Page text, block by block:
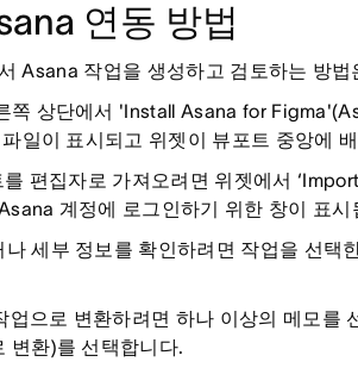
연동 방법
Asana 작업을 생성하고 검토하는 방법
쪽 상단에서 'Install Asana for
일이 표시되고 위젯이 뷰포트 중앙에
편집자로 가져오려면 위젯에서
계정에 로그인하기 위한 창이 표시
나 세부 정보를 확인하려면 작업을 선
업으로 변환하려면 하나 이상의 메모
변환)를 선택합니다.